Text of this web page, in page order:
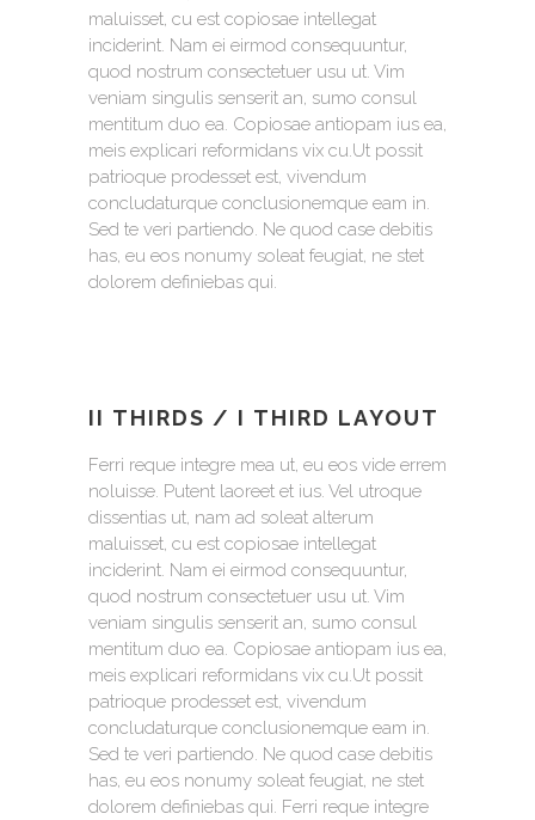
maluisset, cu est copiosae intellegat
inciderint. Nam ei eirmod consequuntur,
quod nostrum consectetuer usu ut. Vim
veniam singulis senserit an, sumo consul
mentitum duo ea. Copiosae antiopam ius ea,
meis explicari reformidans vix cu.Ut possit
patrioque prodesset est, vivendum
concludaturque conclusionemque eam in.
Sed te veri partiendo. Ne quod case debitis
has, eu eos nonumy soleat feugiat, ne stet
dolorem definiebas qui.
II THIRDS / I THIRD LAYOUT
Ferri reque integre mea ut, eu eos vide errem
noluisse. Putent laoreet et ius. Vel utroque
dissentias ut, nam ad soleat alterum
maluisset, cu est copiosae intellegat
inciderint. Nam ei eirmod consequuntur,
quod nostrum consectetuer usu ut. Vim
veniam singulis senserit an, sumo consul
mentitum duo ea. Copiosae antiopam ius ea,
meis explicari reformidans vix cu.Ut possit
patrioque prodesset est, vivendum
concludaturque conclusionemque eam in.
Sed te veri partiendo. Ne quod case debitis
has, eu eos nonumy soleat feugiat, ne stet
dolorem definiebas qui. Ferri reque integre